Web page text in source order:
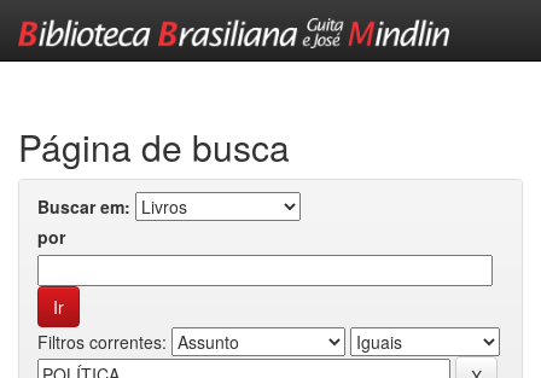
Página de busca
Buscar em:
por
Filtros correntes: